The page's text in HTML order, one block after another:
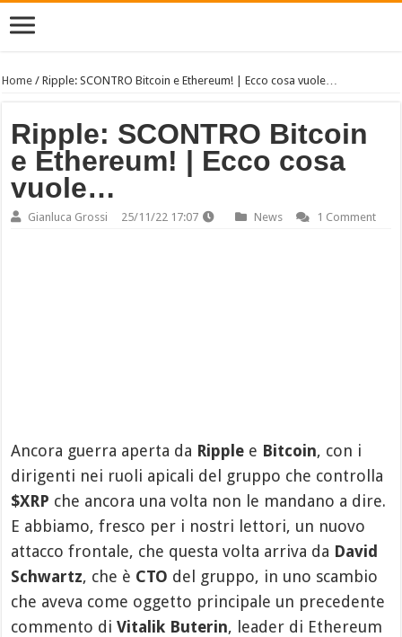
Home /Ripple: SCONTRO Bitcoin e Ethereum! | Ecco cosa vuole…
Ripple: SCONTRO Bitcoin
e Ethereum! | Ecco cosa
vuole…
Gianluca Grossi 25/11/22 17:07 News 1 Comment
Ancora guerra aperta da Ripple e Bitcoin, con i
dirigenti nei ruoli apicali del gruppo che controlla
$XRP che ancora una volta non le mandano a dire.
E abbiamo, fresco per i nostri lettori, un nuovo
attacco frontale, che questa volta arriva da David
Schwartz, che è CTO del gruppo, in uno scambio
che aveva come oggetto principale un precedente
commento diVitalik Buterin, leader di Ethereum